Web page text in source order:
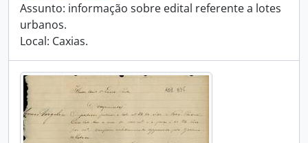
Assunto: informação sobre edital referente a lotes
urbanos.
Local: Caxias.